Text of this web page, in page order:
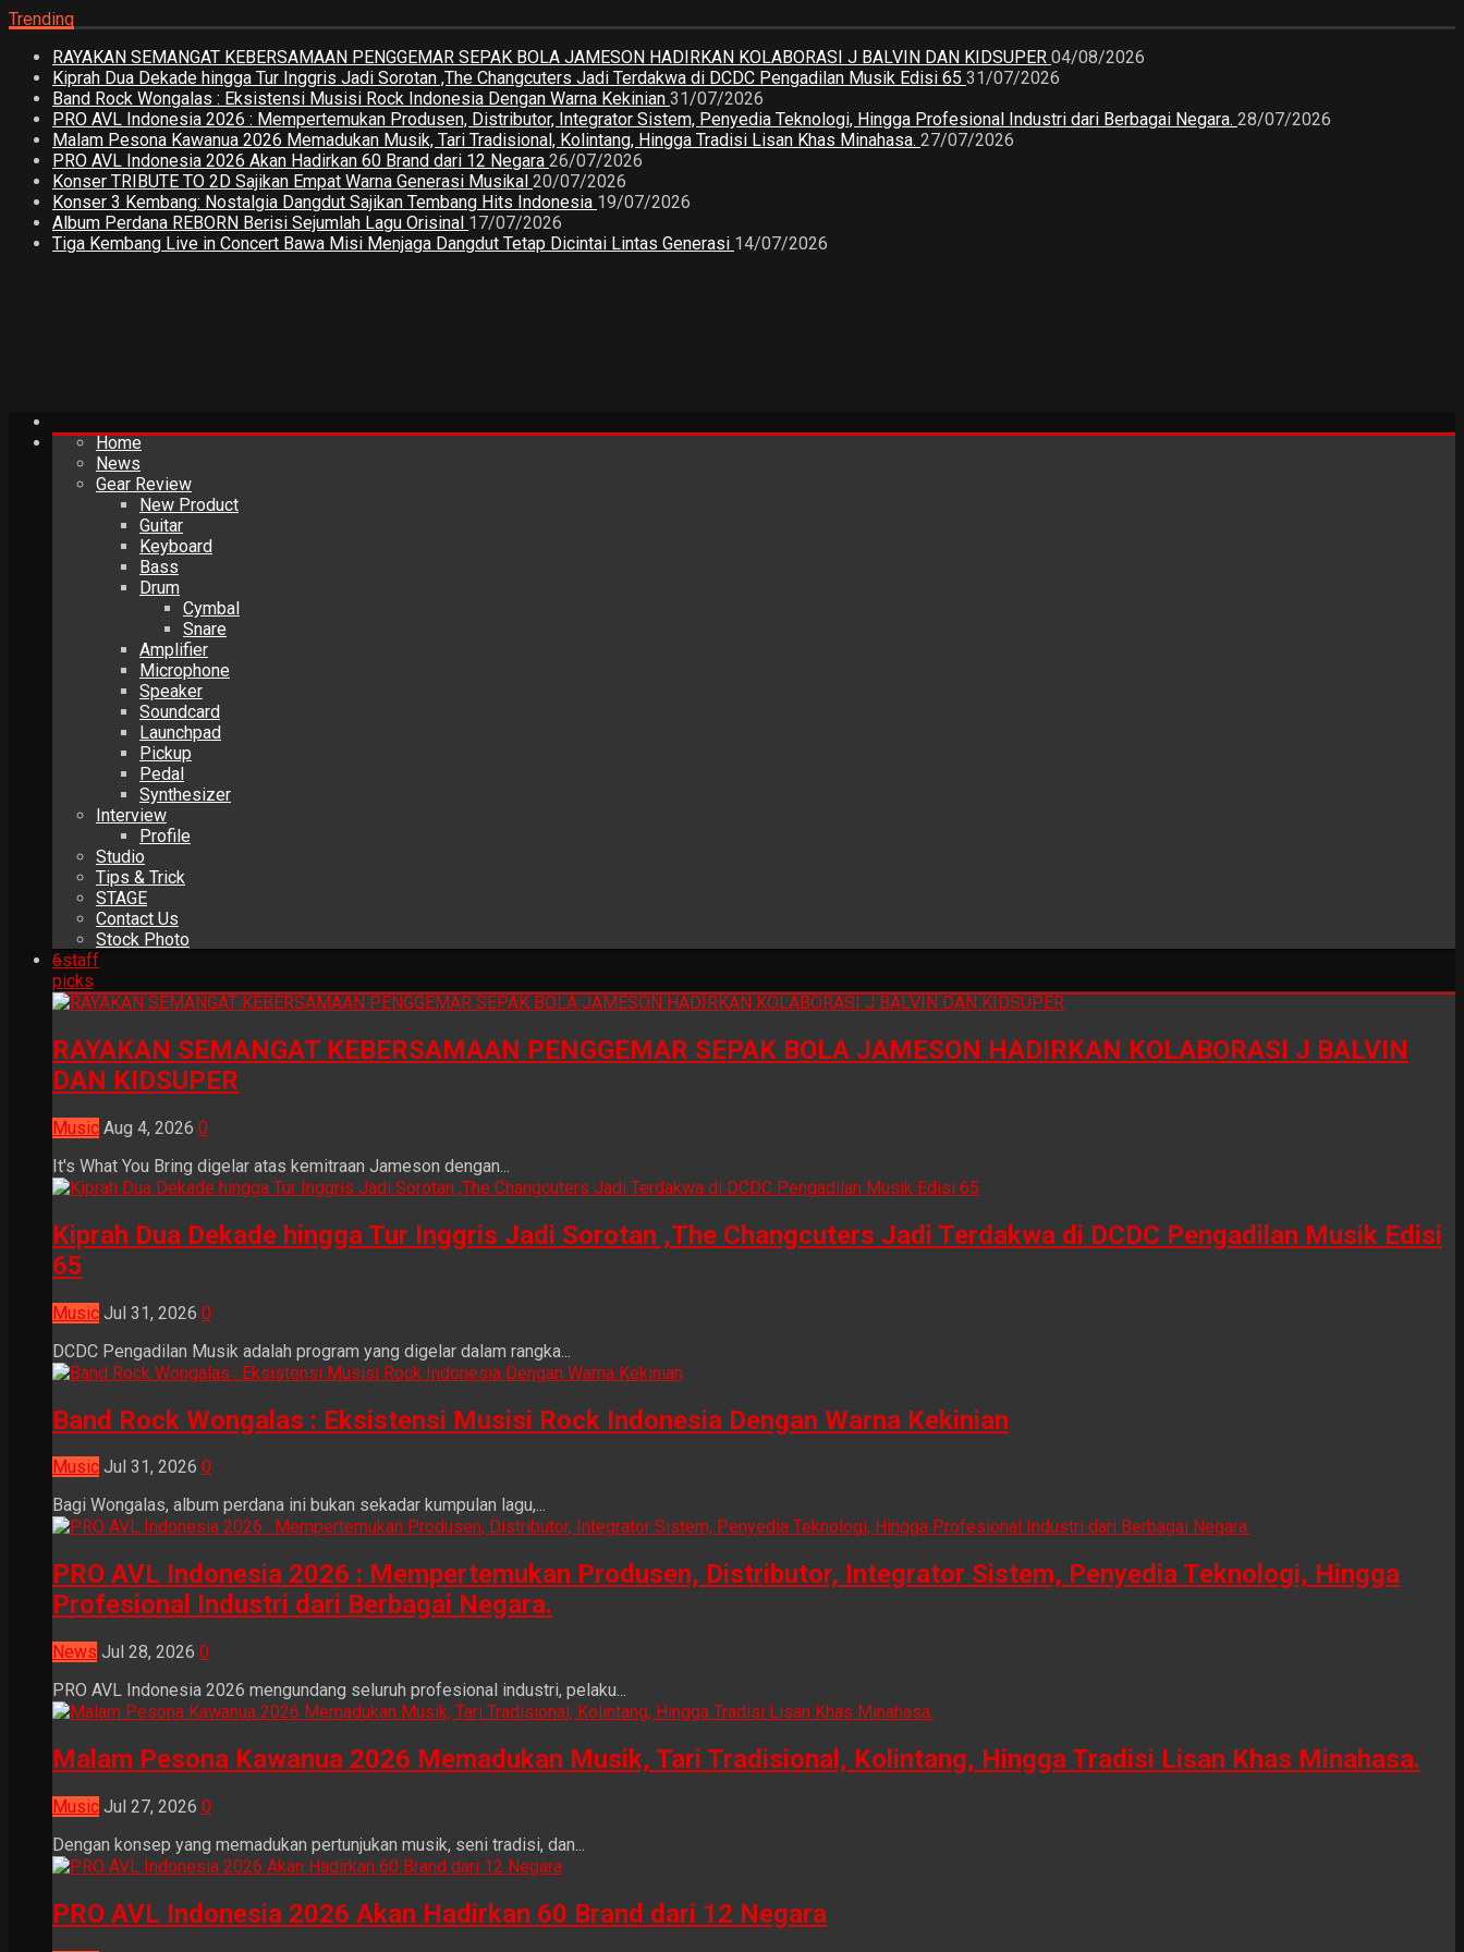
Trending
RAYAKAN SEMANGAT KEBERSAMAAN PENGGEMAR SEPAK BOLA JAMESON HADIRKAN KOLABORASI J BALVIN DAN KIDSUPER 04/08/2026
Kiprah Dua Dekade hingga Tur Inggris Jadi Sorotan ,The Changcuters Jadi Terdakwa di DCDC Pengadilan Musik Edisi 65 31/07/2026
Band Rock Wongalas : Eksistensi Musisi Rock Indonesia Dengan Warna Kekinian 31/07/2026
PRO AVL Indonesia 2026 : Mempertemukan Produsen, Distributor, Integrator Sistem, Penyedia Teknologi, Hingga Profesional Industri dari Berbagai Negara. 28/07/2026
Malam Pesona Kawanua 2026 Memadukan Musik, Tari Tradisional, Kolintang, Hingga Tradisi Lisan Khas Minahasa. 27/07/2026
PRO AVL Indonesia 2026 Akan Hadirkan 60 Brand dari 12 Negara 26/07/2026
Konser TRIBUTE TO 2D Sajikan Empat Warna Generasi Musikal 20/07/2026
Konser 3 Kembang: Nostalgia Dangdut Sajikan Tembang Hits Indonesia 19/07/2026
Album Perdana REBORN Berisi Sejumlah Lagu Orisinal 17/07/2026
Tiga Kembang Live in Concert Bawa Misi Menjaga Dangdut Tetap Dicintai Lintas Generasi 14/07/2026
Home
News
Gear Review
New Product
Guitar
Keyboard
Bass
Drum
Cymbal
Snare
Amplifier
Microphone
Speaker
Soundcard
Launchpad
Pickup
Pedal
Synthesizer
Interview
Profile
Studio
Tips & Trick
STAGE
Contact Us
Stock Photo
6staff
picks
RAYAKAN SEMANGAT KEBERSAMAAN PENGGEMAR SEPAK BOLA JAMESON HADIRKAN KOLABORASI J BALVIN
DAN KIDSUPER
Music Aug 4, 2026 0
It's What You Bring digelar atas kemitraan Jameson dengan...
Kiprah Dua Dekade hingga Tur Inggris Jadi Sorotan ,The Changcuters Jadi Terdakwa di DCDC Pengadilan Musik Edisi
65
Music Jul 31, 2026 0
DCDC Pengadilan Musik adalah program yang digelar dalam rangka...
Band Rock Wongalas : Eksistensi Musisi Rock Indonesia Dengan Warna Kekinian
Music Jul 31, 2026 0
Bagi Wongalas, album perdana ini bukan sekadar kumpulan lagu,...
PRO AVL Indonesia 2026 : Mempertemukan Produsen, Distributor, Integrator Sistem, Penyedia Teknologi, Hingga
Profesional Industri dari Berbagai Negara.
News Jul 28, 2026 0
PRO AVL Indonesia 2026 mengundang seluruh profesional industri, pelaku...
Malam Pesona Kawanua 2026 Memadukan Musik, Tari Tradisional, Kolintang, Hingga Tradisi Lisan Khas Minahasa.
Music Jul 27, 2026 0
Dengan konsep yang memadukan pertunjukan musik, seni tradisi, dan...
PRO AVL Indonesia 2026 Akan Hadirkan 60 Brand dari 12 Negara